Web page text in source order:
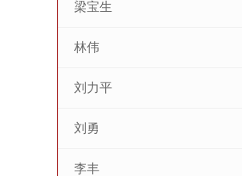
梁宝生
林伟
刘力平
刘勇
李丰